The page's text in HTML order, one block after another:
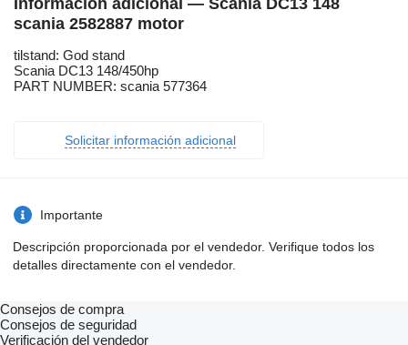
Información adicional — Scania DC13 148
scania 2582887 motor
tilstand: God stand
Scania DC13 148/450hp
PART NUMBER: scania 577364
Solicitar información adicional
Importante
Descripción proporcionada por el vendedor. Verifique todos los
detalles directamente con el vendedor.
Consejos de compra
Consejos de seguridad
Verificación del vendedor